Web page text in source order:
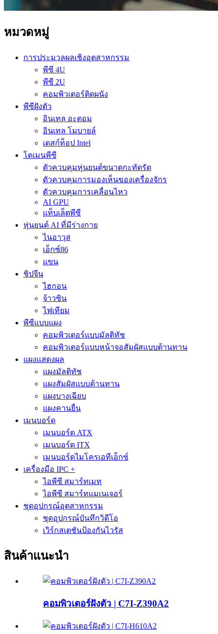
หมวดหมู่
การประมวลผลเชิงอุตสาหกรรม
พีซี 4U
พีซี 2U
คอมพิวเตอร์ติดผนัง
พีซีฝังตัว
อินเทล อะตอม
อินเทล โมบายล์
เดสก์ท็อป Intel
โดเมนพีซี
ตัวควบคุมหุ่นยนต์ขนาดกะทัดรัด
ตัวควบคุมการมองเห็นของเครื่องจักร
ตัวควบคุมการเคลื่อนไหว
AI GPU
แท็บเล็ตพีซี
หุ่นยนต์ AI ที่มีร่างกาย
ไนอาวุส
เอ็กซ์86
แขน
ชิปจีน
ไฮกอน
จ้าวซิน
ไฟเทียม
พีซีแบบแผง
คอมพิวเตอร์แบบมัลติทัช
คอมพิวเตอร์แบบหน้าจอสัมผัสแบบต้านทาน
แผงแสดงผล
แผงมัลติทัช
แผงสัมผัสแบบต้านทาน
แผงบางเฉียบ
แผงคานยื่น
เมนบอร์ด
เมนบอร์ด ATX
เมนบอร์ด ITX
เมนบอร์ดไมโครเอทีเอ็กซ์
เครื่องมือ IPC +
ไอพีซี สมาร์ทเมท
ไอพีซี สมาร์ทแมเนเจอร์
ชุดอุปกรณ์อุตสาหกรรม
ชุดอุปกรณ์บันทึกวิดีโอ
เวิร์กสเตชันป้องกันไวรัส
สินค้าแนะนำ
คอมพิวเตอร์ฝังตัว | C7I-Z390A2